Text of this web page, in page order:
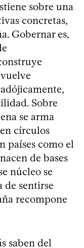
sobre una
concretas,
Gobernar es,
Sobre
se arma
círculos
países como el
de bases
núcleo se
de sentirse
recompone
saben del